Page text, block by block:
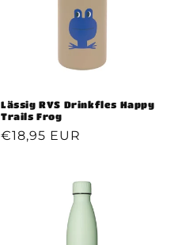
Lässig RVS Drinkfles Happy
Trails Frog
Normale
€18,95 EUR